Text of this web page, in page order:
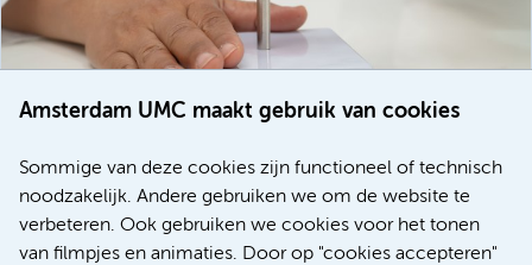
Amsterdam UMC maakt gebruik van cookies
Sommige van deze cookies zijn functioneel of technisch
noodzakelijk. Andere gebruiken we om de website te
verbeteren. Ook gebruiken we cookies voor het tonen
van filmpjes en animaties. Door op "cookies accepteren"
voor patiënten met alvleesklierkanker verbeteren
Kanker Internationaal